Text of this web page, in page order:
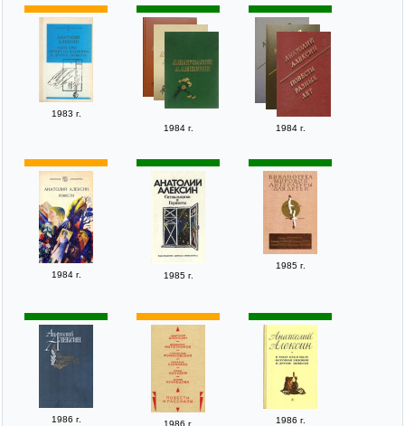
1983 г.
1984 г.
1984 г.
1984 г. 1985 г.
1985 г.
1986 г. 1986 г. 1986 г.